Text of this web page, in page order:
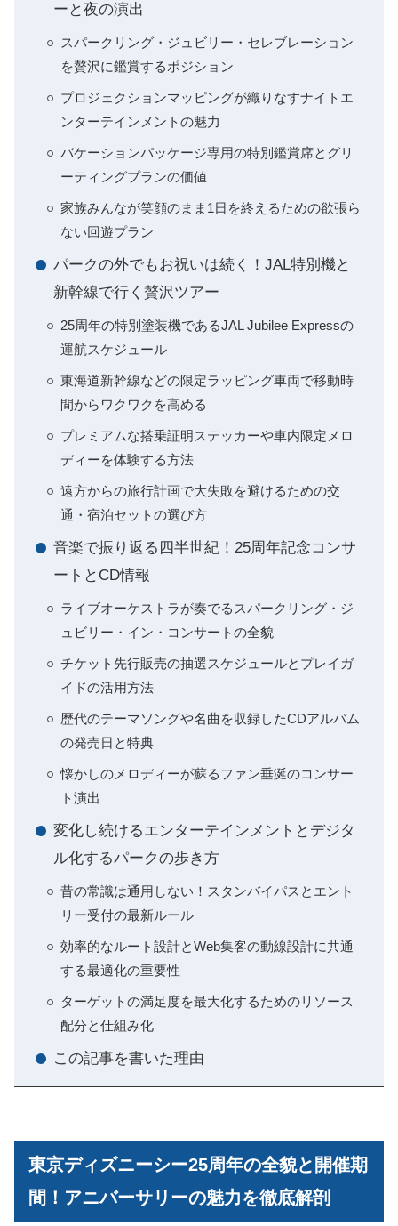
ーと夜の演出
スパークリング・ジュビリー・セレブレーション
を贅沢に鑑賞するポジション
プロジェクションマッピングが織りなすナイトエ
ンターテインメントの魅力
バケーションパッケージ専用の特別鑑賞席とグリ
ーティングプランの価値
家族みんなが笑顔のまま1日を終えるための欲張ら
ない回遊プラン
パークの外でもお祝いは続く！JAL特別機と
新幹線で行く贅沢ツアー
25周年の特別塗装機であるJAL Jubilee Expressの
運航スケジュール
東海道新幹線などの限定ラッピング車両で移動時
間からワクワクを高める
プレミアムな搭乗証明ステッカーや車内限定メロ
ディーを体験する方法
遠方からの旅行計画で大失敗を避けるための交
通・宿泊セットの選び方
音楽で振り返る四半世紀！25周年記念コンサ
ートとCD情報
ライブオーケストラが奏でるスパークリング・ジ
ュビリー・イン・コンサートの全貌
チケット先行販売の抽選スケジュールとプレイガ
イドの活用方法
歴代のテーマソングや名曲を収録したCDアルバム
の発売日と特典
懐かしのメロディーが蘇るファン垂涎のコンサー
ト演出
変化し続けるエンターテインメントとデジタ
ル化するパークの歩き方
昔の常識は通用しない！スタンバイパスとエント
リー受付の最新ルール
効率的なルート設計とWeb集客の動線設計に共通
する最適化の重要性
ターゲットの満足度を最大化するためのリソース
配分と仕組み化
この記事を書いた理由
東京ディズニーシー25周年の全貌と開催期
間！アニバーサリーの魅力を徹底解剖